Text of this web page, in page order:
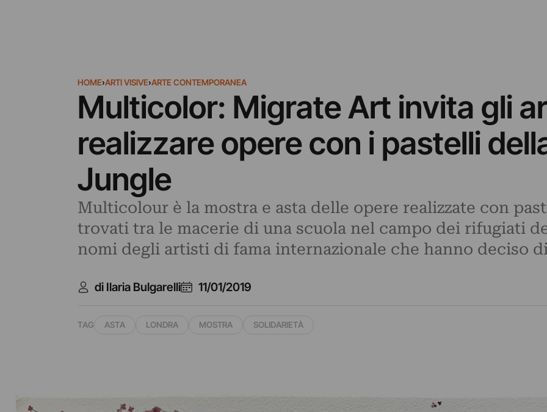
HOME›ARTI VISIVE›ARTE CONTEMPORANEA
Multicolor: Migrate Art invita gli
realizzare opere con i pastelli
Jungle
Multicolour è la mostra e asta delle opere realizzate con
trovati tra le macerie di una scuola nel campo dei rifugiati
nomi degli artisti di fama internazionale che hanno deciso
di Ilaria Bulgarelli 11/01/2019
TAG ASTA LONDRA MOSTRA SOLIDARIETÀ